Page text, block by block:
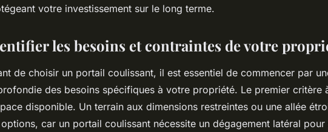
votre investissement sur le long terme.
les besoins et contraintes de votre
de choisir un portail coulissant, il est essentiel de commencer par
des besoins spécifiques à votre propriété. Le premier critère
disponible. Un terrain aux dimensions restreintes ou une allée
car un portail coulissant nécessite un dégagement latéral pour